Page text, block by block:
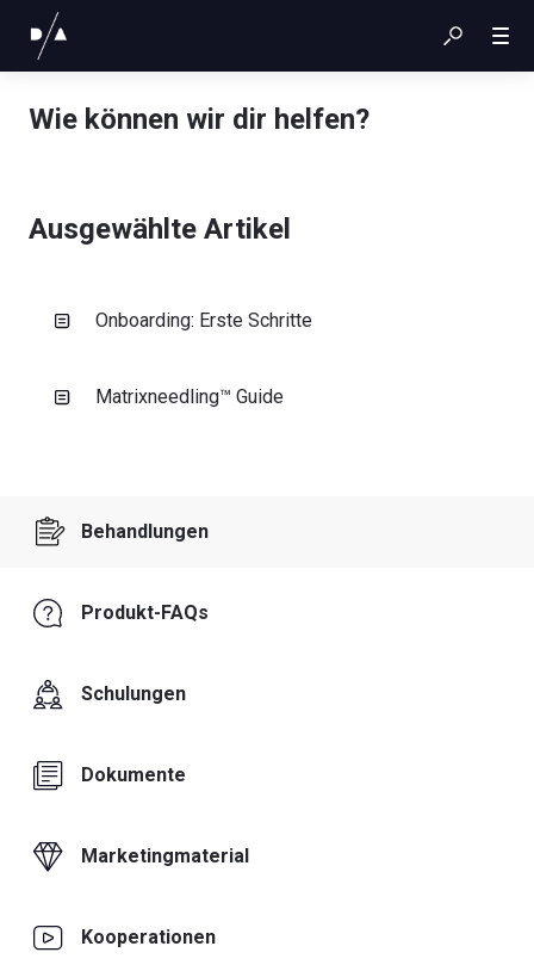
Wie können wir dir helfen?
Ausgewählte Artikel
Onboarding: Erste Schritte
Matrixneedling™ Guide
Behandlungen
Produkt-FAQs
Schulungen
Dokumente
Marketingmaterial
Kooperationen